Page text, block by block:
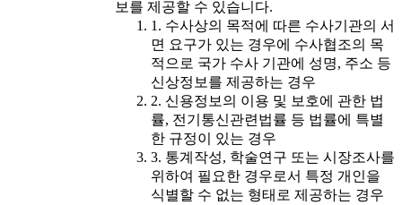
보를 제공할 수 있습니다.
1. 수사상의 목적에 따른 수사기관의 서
면 요구가 있는 경우에 수사협조의 목
적으로 국가 수사 기관에 성명, 주소 등
신상정보를 제공하는 경우
2. 신용정보의 이용 및 보호에 관한 법
률, 전기통신관련법률 등 법률에 특별
한 규정이 있는 경우
3. 통계작성, 학술연구 또는 시장조사를
위하여 필요한 경우로서 특정 개인을
식별할 수 없는 형태로 제공하는 경우